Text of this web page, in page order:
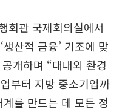
회관 국제회의실에서
산적 금융’ 기조에 맞
개하며 “대내외 환경
부터 지방 중소기업까
를 만드는 데 모든 정